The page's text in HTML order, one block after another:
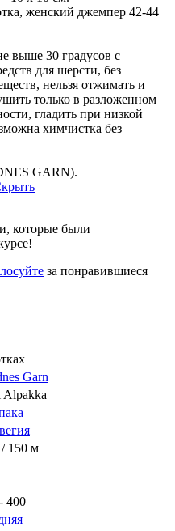
женский джемпер 42-44
выше 30 градусов с
для шерсти, без
нельзя отжимать и
только в разложенном
гладить при низкой
химчистка без
GARN).
которые были
за понравившиеся
Garn
/ 150 м
400